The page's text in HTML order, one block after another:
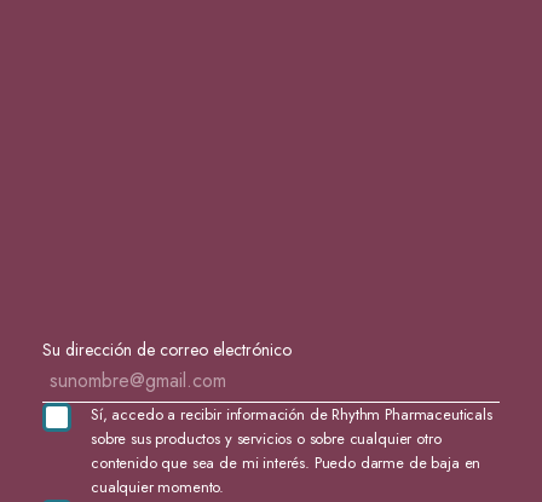
Su dirección de correo electrónico
Sí, accedo a recibir información de Rhythm Pharmaceuticals
sobre sus productos y servicios o sobre cualquier otro
contenido que sea de mi interés. Puedo darme de baja en
cualquier momento.